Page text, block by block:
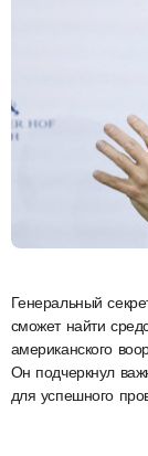
Генеральный секретарь НАТО Марк Рютте заявил, что Европа
сможет найти
американского
Он подчеркнул
для успешного